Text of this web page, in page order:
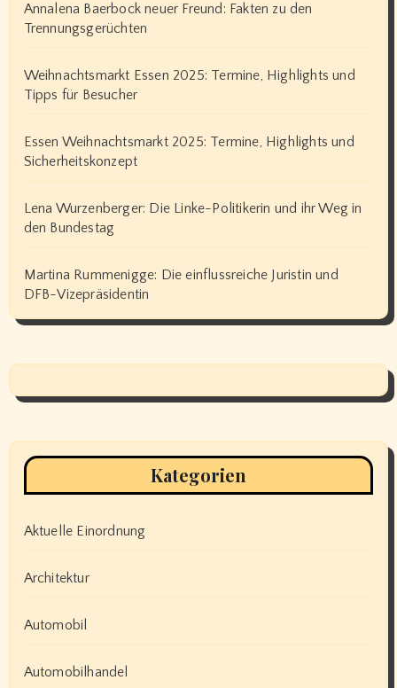
Annalena Baerbock neuer Freund: Fakten zu den
Trennungsgerüchten
Weihnachtsmarkt Essen 2025: Termine, Highlights und
Tipps für Besucher
Essen Weihnachtsmarkt 2025: Termine, Highlights und
Sicherheitskonzept
Lena Wurzenberger: Die Linke-Politikerin und ihr Weg in
den Bundestag
Martina Rummenigge: Die einflussreiche Juristin und
DFB-Vizepräsidentin
Kategorien
Aktuelle Einordnung
Architektur
Automobil
Automobilhandel